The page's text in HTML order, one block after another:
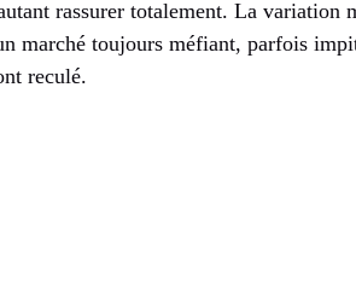
rassurer totalement. La variation
marché toujours méfiant, parfois
reculé.